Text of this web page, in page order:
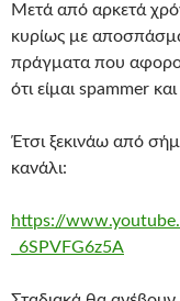
Μετά από αρκετά
κυρίως με
πράγματα που
ότι είμαι spammer
Έτσι ξεκινάω από
κανάλι:
https://
_6SPVFG6z5A